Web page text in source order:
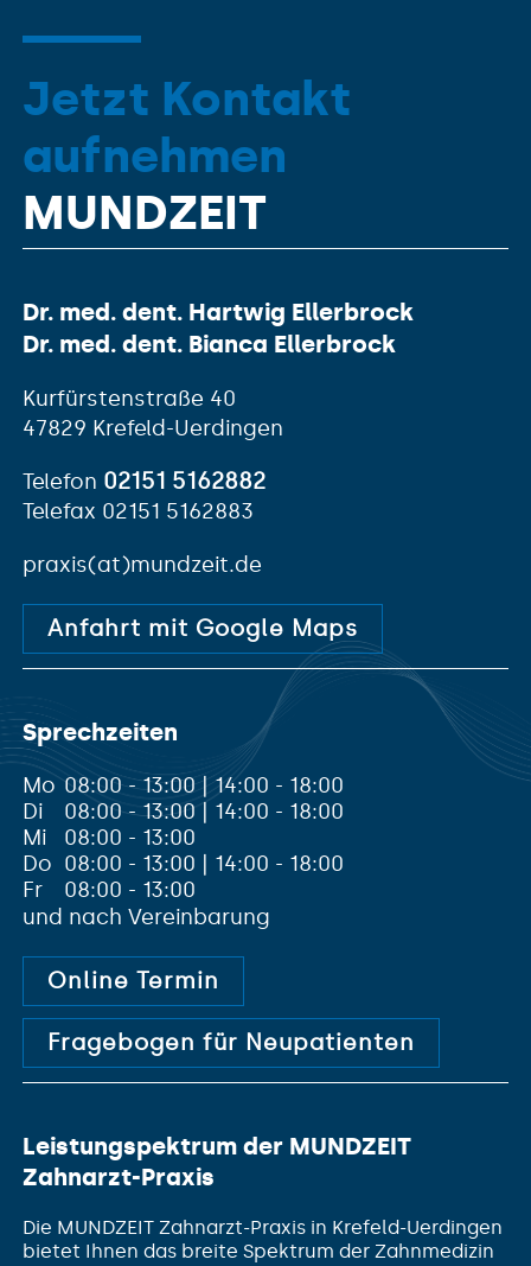
Jetzt Kontakt
aufnehmen
MUNDZEIT
Dr. med. dent. Hartwig Ellerbrock
Dr. med. dent. Bianca Ellerbrock
Kurfürstenstraße 40
47829 Krefeld-Uerdingen
Telefon 02151 5162882
Telefax 02151 5162883
praxis(at)mundzeit.de
Anfahrt mit Google Maps
Sprechzeiten
Mo 08:00 - 13:00 | 14:00 - 18:00
Di
08:00 - 13:00 | 14:00 - 18:00
Mi
08:00 - 13:00
Do 08:00 - 13:00 | 14:00 - 18:00
Fr
08:00 - 13:00
und nach Vereinbarung
Online Termin
Fragebogen für Neupatienten
Leistungspektrum der MUNDZEIT
Zahnarzt-Praxis
Die MUNDZEIT Zahnarzt-Praxis in Krefeld-Uerdingen
bietet Ihnen das breite Spektrum der Zahnmedizin